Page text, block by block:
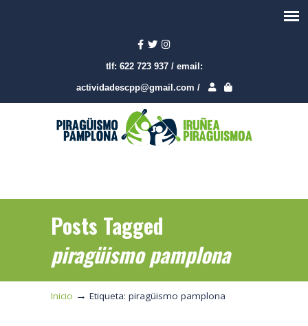
tlf: 622 723 937 / email:
actividadescpp@gmail.com /
Posts Tagged
piragüismo pamplona
Inicio → Etiqueta: piragüismo pamplona